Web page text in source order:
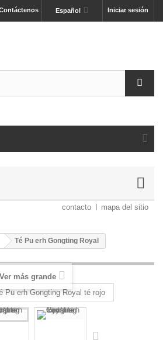
Iniciar sesión
Español
contacto mapa del sitio
Té Pu erh Gongting Royal
Ver más grande